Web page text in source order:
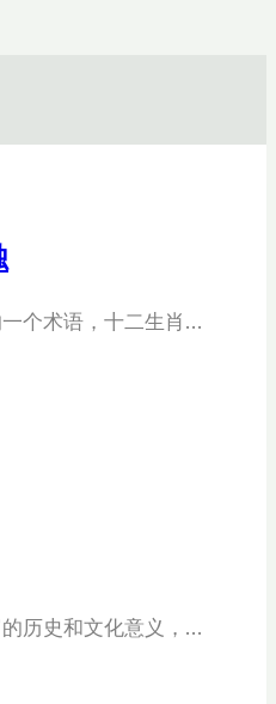
个术语，十二生肖…
历史和文化意义，…